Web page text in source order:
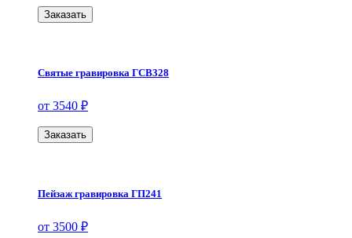
Заказать
Святые гравировка ГСВ328
от 3540 ₽
Заказать
Пейзаж гравировка ГП241
от 3500 ₽